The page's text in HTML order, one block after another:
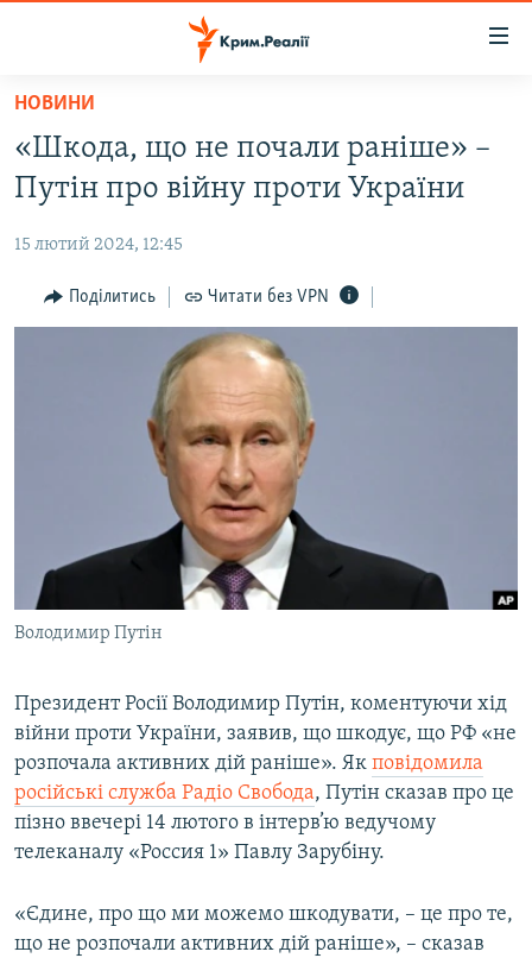
Перейти
основного
матеріалу
Перейти
до
навігації
Перейти
ВОДА.КРИМ
ВІДЕО ТА ФОТО
ПОЛІТИКА
БЛОГИ
СПЕЦПРОЕКТИ
ВІДЕОУРОКИ «ELIFBE»
СВІДЧЕННЯ ОКУПАЦІЇ
УКРАЇНСЬКА ПРОБЛЕМА КРИМУ
ЯК ОБІЙТИ БЛОКУВАННЯ
Русский
Qırımtatar
Усі сайти RFE/RL
НОВИНИ
«Шкода, що не почали раніше» –
Путін про війну проти України
15 лютий 2024, 12:45
Поділитись Читати без VPN
Володимир Путін
Президент Росії Володимир Путін, коментуючи хід
війни проти України, заявив, що шкодує, що РФ «не
розпочала активних дій раніше». Як повідомила
російські служба Радіо Свобода, Путін сказав про це
пізно ввечері 14 лютого в інтерв’ю ведучому
телеканалу «Россия 1» Павлу Зарубіну.
«Єдине, про що ми можемо шкодувати, – це про те,
що не розпочали активних дій раніше», – сказав